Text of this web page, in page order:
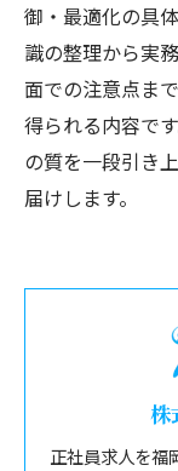
御・最適化の具
識の整理から実
面での注意点ま
得られる内容で
の質を一段引き
届けします。
株
正社員求人を福